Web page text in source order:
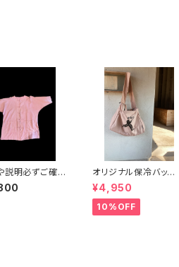
説明必ずご確認
。】ヂェン先生の
ャイナシャツ
オリジナル保冷バッ
グ /yachiyo katsuy
ama イラスト
¥4,950
10%OFF